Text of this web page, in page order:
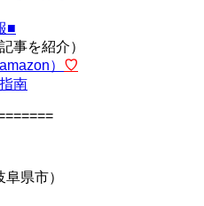
■
を紹介）
amazon） ♡
南
阜県市）